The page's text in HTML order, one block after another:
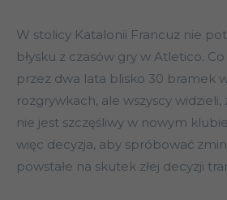
W stolicy Katalonii Francuz nie
błysku z czasów gry w Atletico.
przez dwa lata blisko 30 bramek
rozgrywkach, ale wszyscy widzieli,
nie jest szczęśliwy w nowym
więc decyzja, aby spróbować
powstałe na skutek złej decyzji